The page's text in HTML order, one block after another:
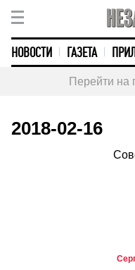
НОВОСТИ ГАЗЕТА
Перейти на
2018-02-16